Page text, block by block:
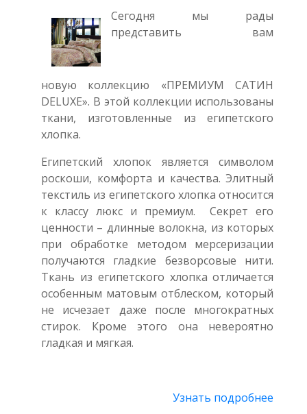
Сегодня мы рады
представить вам
новую коллекцию «ПРЕМИУМ САТИН
DELUXE». В этой коллекции использованы
ткани, изготовленные из египетского
хлопка.
Египетский хлопок является символом
роскоши, комфорта и качества. Элитный
текстиль из египетского хлопка относится
к классу люкс и премиум. Секрет его
ценности – длинные волокна, из которых
при обработке методом мерсеризации
получаются гладкие безворсовые нити.
Ткань из египетского хлопка отличается
особенным матовым отблеском, который
не исчезает даже после многократных
стирок. Кроме этого она невероятно
гладкая и мягкая.
Узнать подробнее